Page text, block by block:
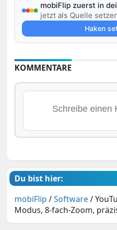
mobiFlip zuerst in
jetzt als Quelle
Haken
KOMMENTARE
Du bist hier:
mobiFlip /Software/
Modus, 8-fach-Zoom,